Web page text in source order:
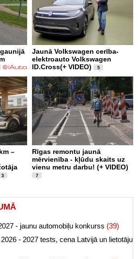
Jaunā Volkswagen cerība-
elektroauto Volkswagen
ID.Cross(+ VIDEO)
5
–
3
Rīgas remontu jaunā
mērvienība - kļūdu skaits uz
vienu metru darbu! (+ VIDEO)
7
- jaunu automobiļu konkurss (39)
- 2027 tests, cena Latvijā un lietotāju